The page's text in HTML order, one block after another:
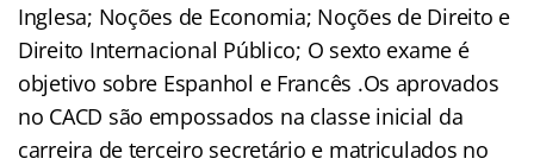
Inglesa; Noções de Economia; Noções de Direito e
Direito Internacional Público; O sexto exame é
objetivo sobre Espanhol e Francês .Os aprovados
no CACD são empossados na classe inicial da
carreira de terceiro secretário e matriculados no